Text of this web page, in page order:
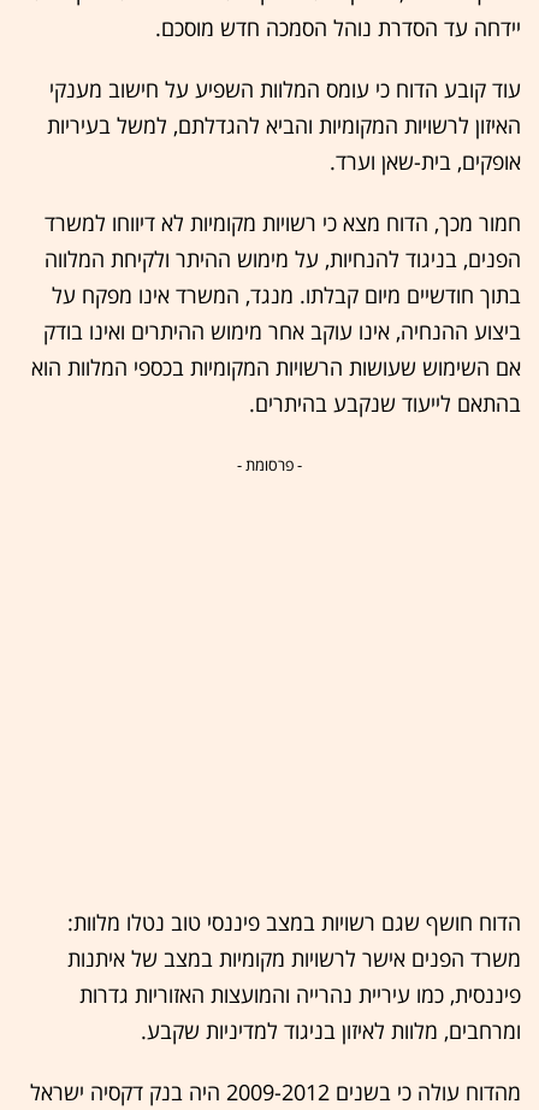
יידחה עד הסדרת נוהל הסמכה חדש מוסכם.
‏עוד קובע הדוח כי עומס המלוות השפיע על חישוב מענקי
האיזון לרשויות המקומיות והביא להגדלתם, למשל בעיריות
אופקים, בית-שאן וערד.
‏חמור מכך, הדוח מצא כי רשויות מקומיות לא דיווחו למשרד
הפנים, בניגוד להנחיות, על מימוש ההיתר ולקיחת המלווה
בתוך חודשיים מיום קבלתו. מנגד, המשרד אינו מפקח על
ביצוע ההנחיה, אינו עוקב אחר מימוש ההיתרים ואינו בודק
אם השימוש שעושות הרשויות המקומיות בכספי המלוות הוא
בהתאם לייעוד שנקבע בהיתרים.
- פרסומת -
הדוח חושף שגם רשויות במצב פיננסי טוב נטלו מלוות:
משרד הפנים אישר לרשויות מקומיות במצב של איתנות
פיננסית, כמו עיריית נהרייה והמועצות האזוריות גדרות
ומרחבים, מלוות לאיזון בניגוד למדיניות שקבע.
‏מהדוח עולה כי בשנים 2009-2012 היה בנק דקסיה ישראל